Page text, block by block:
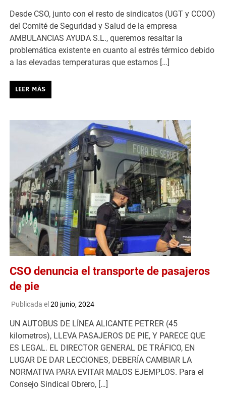
Desde CSO, junto con el resto de sindicatos (UGT y CCOO)
del Comité de Seguridad y Salud de la empresa
AMBULANCIAS AYUDA S.L., queremos resaltar la
problemática existente en cuanto al estrés térmico debido
a las elevadas temperaturas que estamos […]
LEER MÁS
CSO denuncia el transporte de pasajeros
de pie
Publicada el20 junio, 2024
UN AUTOBUS DE LÍNEA ALICANTE PETRER (45
kilometros), LLEVA PASAJEROS DE PIE, Y PARECE QUE
ES LEGAL. EL DIRECTOR GENERAL DE TRÁFICO, EN
LUGAR DE DAR LECCIONES, DEBERÍA CAMBIAR LA
NORMATIVA PARA EVITAR MALOS EJEMPLOS. Para el
Consejo Sindical Obrero, […]